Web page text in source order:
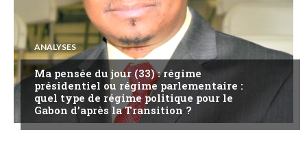
ANALYSES
Ma pensée du jour (33) : régime
présidentiel ou régime parlementaire :
quel type de régime politique pour le
Gabon d’après la Transition ?